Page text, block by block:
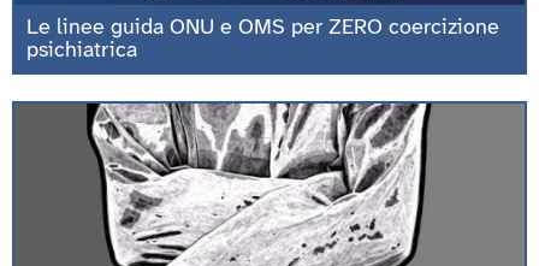
Le linee guida ONU e OMS per ZERO coercizione
psichiatrica